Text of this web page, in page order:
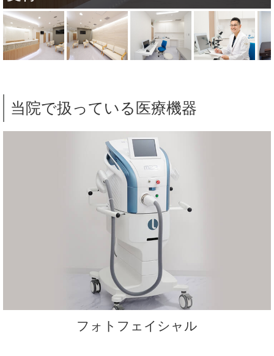
当院で扱っている医療機器
フォトフェイシャル